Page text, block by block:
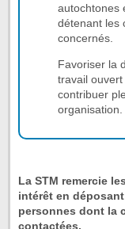
autochtones
détenant les
concernés.
Favoriser la
travail
contribuer
organisation.
La STM remercie
intérêt en
personnes dont la
contactées.